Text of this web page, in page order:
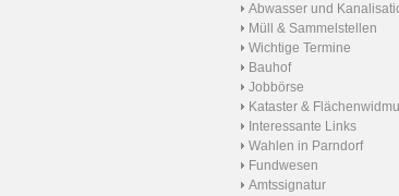
Abwasser und
Müll & Sammelstellen
Wichtige Termine
Bauhof
Jobbörse
Kataster &
Interessante Links
Wahlen in Parndorf
Fundwesen
Amtssignatur